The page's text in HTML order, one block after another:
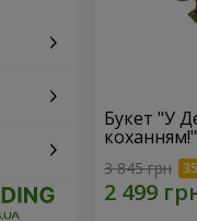
Букет "У
коханням!"
3 845 грн